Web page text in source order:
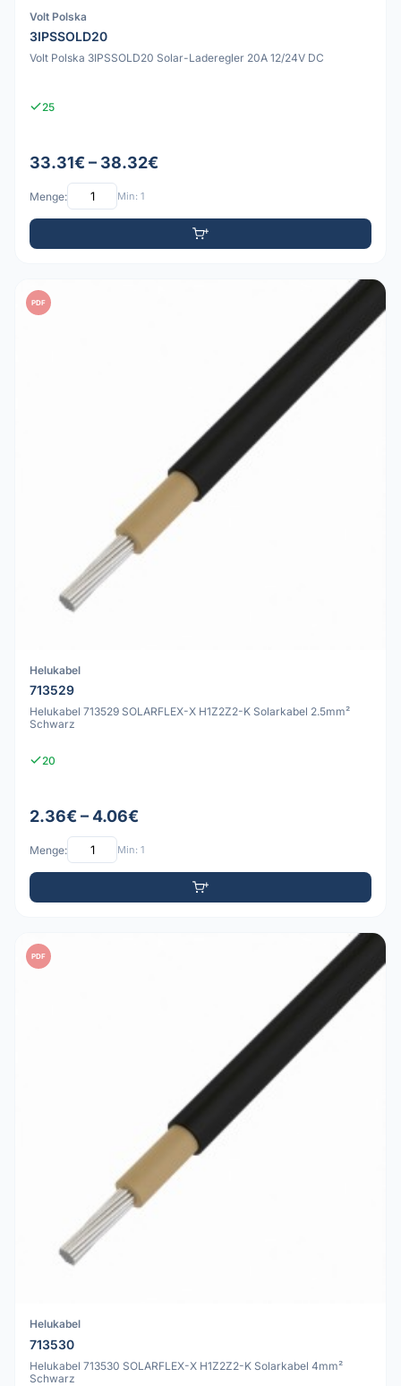
Volt Polska
3IPSSOLD20
Volt Polska 3IPSSOLD20 Solar-Laderegler 20A 12/24V DC
25
33.31€ – 38.32€
Menge: Min: 1
PDF
Helukabel
713529
Helukabel 713529 SOLARFLEX-X H1Z2Z2-K Solarkabel 2.5mm²
Schwarz
20
2.36€ – 4.06€
Menge: Min: 1
PDF
Helukabel
713530
Helukabel 713530 SOLARFLEX-X H1Z2Z2-K Solarkabel 4mm²
Schwarz